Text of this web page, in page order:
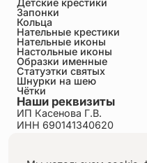
Запонки
Кольца
Нательные крестики
Нательные иконы
Настольные иконы
Образки именные
Статуэтки святых
Шнурки на шею
Чётки
Наши реквизиты
ИП Касенова Г.В.
ИНН 690141340620
Пользовательское